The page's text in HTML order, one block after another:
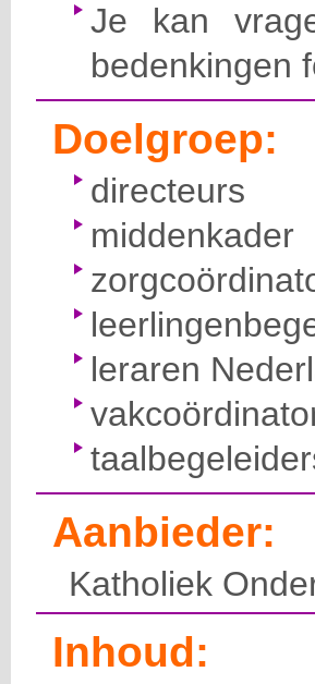
Je kan
bedenkingen
Doelgroep:
directeurs
middenkader
leraren
Aanbieder:
Katholiek
Inhoud: